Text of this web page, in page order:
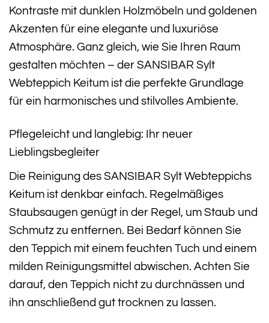
Kontraste mit dunklen Holzmöbeln und goldenen
Akzenten für eine elegante und luxuriöse
Atmosphäre. Ganz gleich, wie Sie Ihren Raum
gestalten möchten – der SANSIBAR Sylt
Webteppich Keitum ist die perfekte Grundlage
für ein harmonisches und stilvolles Ambiente.
Pflegeleicht und langlebig: Ihr neuer
Lieblingsbegleiter
Die Reinigung des SANSIBAR Sylt Webteppichs
Keitum ist denkbar einfach. Regelmäßiges
Staubsaugen genügt in der Regel, um Staub und
Schmutz zu entfernen. Bei Bedarf können Sie
den Teppich mit einem feuchten Tuch und einem
milden Reinigungsmittel abwischen. Achten Sie
darauf, den Teppich nicht zu durchnässen und
ihn anschließend gut trocknen zu lassen.